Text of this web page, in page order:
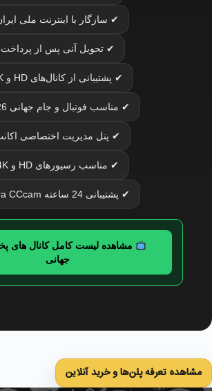
✔ سازگار با اینترنت ملی
✔ تحویل آنی پس از پرداخت
✔ پشتیبانی از کانال‌های HD و 4K
✔ مناسب فوتبال و جام جهانی 2026
✔ پنل مدیریت اختصاصی
✔ مناسب رسیورهای HD و 4K
✔ پشتیبانی 24 ساعته Ultra CCcam
مشاهده لیست کامل کانال های
جهانی
مشاهده تعرفه پلن‌ها و خرید آنلاین